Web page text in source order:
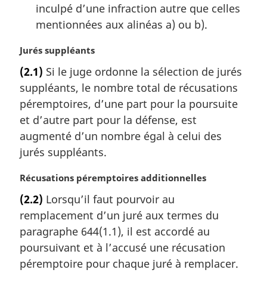
inculpé d’une infraction autre que celles
mentionnées aux alinéas a) ou b).
N
t
e
m
a
g
i
a
l
e
:
Jurés suppléants
(2.1) Si le juge ordonne la sélection de jurés
suppléants, le nombre total de récusations
péremptoires, d’une part pour la poursuite
et d’autre part pour la défense, est
augmenté d’un nombre égal à celui des
jurés suppléants.
N
t
e
m
a
r
g
Récusations péremptoires additionnelles
(2.2) Lorsqu’il faut pourvoir au
remplacement d’un juré aux termes du
paragraphe 644(1.1), il est accordé au
poursuivant et à l’accusé une récusation
péremptoire pour chaque juré à remplacer.